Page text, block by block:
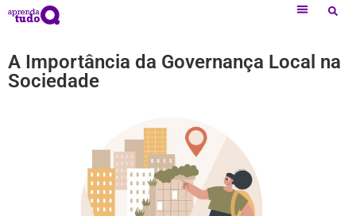
A Importância da Governança Local na
Sociedade